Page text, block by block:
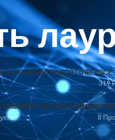
И ВОДОПОДГОТОВКАВСЕ
319
ХИМИЯ
8